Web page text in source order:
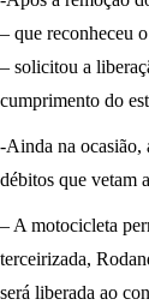
– que reconheceu
– solicitou a
cumprimento do
-Ainda na ocasião,
débitos que vetam
– A motocicleta
terceirizada,
será liberada ao